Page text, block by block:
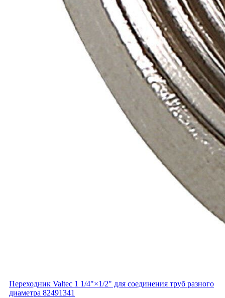
Переходник Valtec 1 1/4"×1/2" для соединения труб разного
диаметра 82491341